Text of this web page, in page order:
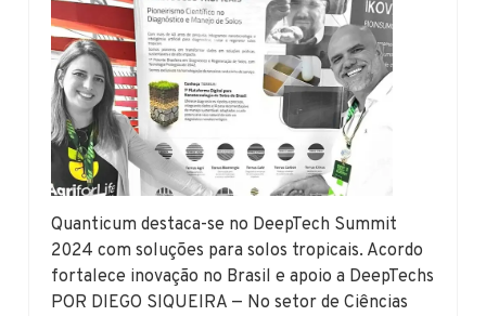
Quanticum destaca-se no DeepTech Summit
2024 com soluções para solos tropicais. Acordo
fortalece inovação no Brasil e apoio a DeepTechs
POR DIEGO SIQUEIRA — No setor de Ciências